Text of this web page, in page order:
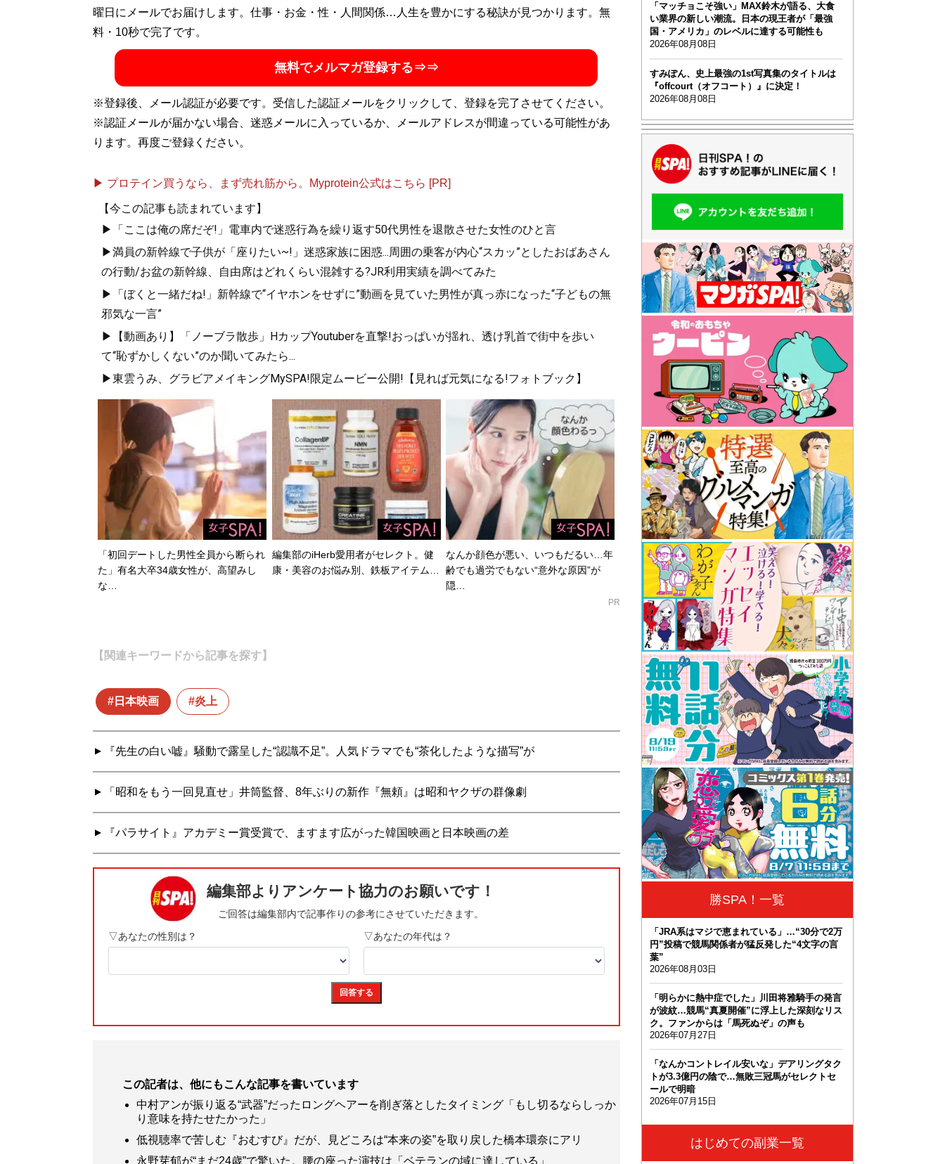
曜日にメールでお届けします。仕事・お金・性・人間関係…人生を豊かにする秘訣が見つかります。無
料・10秒で完了です。
無料でメルマガ登録する⇒⇒
※登録後、メール認証が必要です。受信した認証メールをクリックして、登録を完了させてください。
※認証メールが届かない場合、迷惑メールに入っているか、メールアドレスが間違っている可能性があ
ります。再度ご登録ください。
▶ プロテイン買うなら、まず売れ筋から。Myprotein公式はこちら [PR]
【今この記事も読まれています】
▶「ここは俺の席だぞ!」電車内で迷惑行為を繰り返す50代男性を退散させた女性のひと言
▶満員の新幹線で子供が「座りたい~!」迷惑家族に困惑...周囲の乗客が内心“スカッ”としたおばあさん
の行動/お盆の新幹線、自由席はどれくらい混雑する?JR利用実績を調べてみた
▶「ぼくと一緒だね!」新幹線で“イヤホンをせずに”動画を見ていた男性が真っ赤になった“子どもの無
邪気な一言”
▶【動画あり】「ノーブラ散歩」HカップYoutuberを直撃!おっぱいが揺れ、透け乳首で街中を歩い
て“恥ずかしくない”のか聞いてみたら...
▶東雲うみ、グラビアメイキングMySPA!限定ムービー公開!【見れば元気になる!フォトブック】
「初回デートした男性全員から断られ
た」有名大卒34歳女性が、高望みし
な…
編集部のiHerb愛用者がセレクト。健
康・美容のお悩み別、鉄板アイテム…
なんか顔色が悪い、いつもだるい…年
齢でも過労でもない“意外な原因”が
隠…
PR
【関連キーワードから記事を探す】
日本映画 炎上
『先生の白い嘘』騒動で露呈した“認識不足”。人気ドラマでも“茶化したような描写”が
「昭和をもう一回見直せ」井筒監督、8年ぶりの新作『無頼』は昭和ヤクザの群像劇
『パラサイト』アカデミー賞受賞で、ますます広がった韓国映画と日本映画の差
この記者は、他にもこんな記事を書いています
中村アンが振り返る“武器”だったロングヘアーを削ぎ落としたタイミング「もし切るならしっか
り意味を持たせたかった」
低視聴率で苦しむ『おむすび』だが、見どころは“本来の姿”を取り戻した橋本環奈にアリ
永野芽郁が“まだ24歳”で驚いた。腰の座った演技は「ベテランの域に達している」
「マッチョこそ強い」MAX鈴木が語る、大食
い業界の新しい潮流。日本の現王者が「最強
国・アメリカ」のレベルに達する可能性も
2026年08月08日
すみぽん、史上最強の1st写真集のタイトルは
『offcourt（オフコート）』に決定！
2026年08月08日
勝SPA！一覧
「JRA系はマジで恵まれている」…“30分で2万
円”投稿で競馬関係者が猛反発した“4文字の言
葉”
2026年08月03日
「明らかに熱中症でした」川田将雅騎手の発言
が波紋…競馬“真夏開催”に浮上した深刻なリス
ク。ファンからは「馬死ぬぞ」の声も
2026年07月27日
「なんかコントレイル安いな」デアリングタク
トが3.3億円の陰で…無敗三冠馬がセレクトセ
ールで明暗
2026年07月15日
はじめての副業一覧